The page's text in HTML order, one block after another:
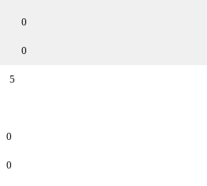
0
0
5
0
0